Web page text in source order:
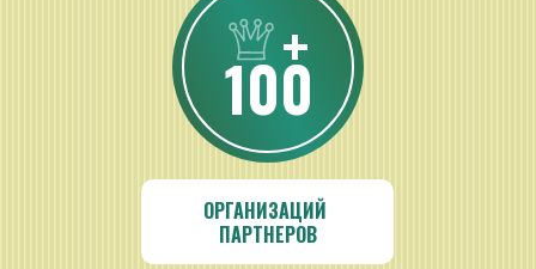
ОРГАНИЗАЦИЙ
ПАРТНЕРОВ
100
+